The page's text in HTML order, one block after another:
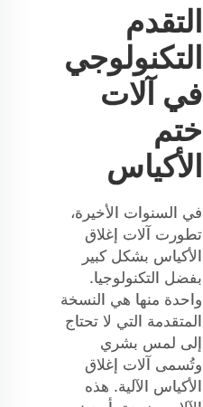
التقدم
التكنولوجي
في آلات
ختم
الأكياس
في السنوات الأخيرة،
تطورت آلات إغلاق
الأكياس بشكل كبير
بفضل التكنولوجيا.
واحدة منها هي النسخة
المتقدمة التي لا تحتاج
إلى لمس بشري
وتُسمى آلات إغلاق
الأكياس الآلية. هذه